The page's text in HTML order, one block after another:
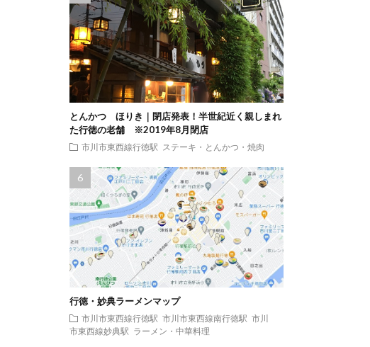
とんかつ ほりき｜閉店発表！半世紀近く親しまれ
た行徳の老舗 ※2019年8月閉店
市川市東西線行徳駅 ステーキ・とんかつ・焼肉
行徳・妙典ラーメンマップ
市川市東西線行徳駅 市川市東西線南行徳駅 市川
市東西線妙典駅
ラーメン・中華料理